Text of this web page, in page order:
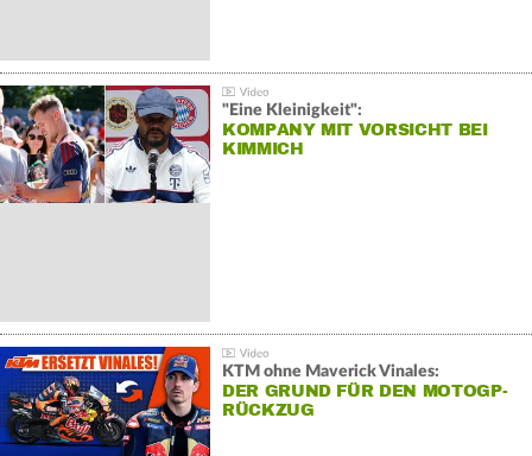
"Eine Kleinigkeit":
KOMPANY MIT VORSICHT BEI
KIMMICH
KTM ohne Maverick Vinales:
DER GRUND FÜR DEN MOTOGP-
RÜCKZUG